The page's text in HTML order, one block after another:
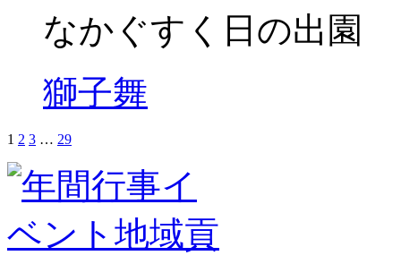
なかぐすく日の出園
獅子舞
1 2 3 … 29